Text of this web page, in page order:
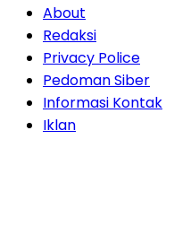
About
Redaksi
Privacy Police
Pedoman Siber
Informasi Kontak
Iklan